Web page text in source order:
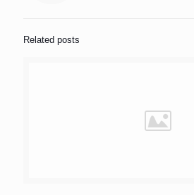
Related posts